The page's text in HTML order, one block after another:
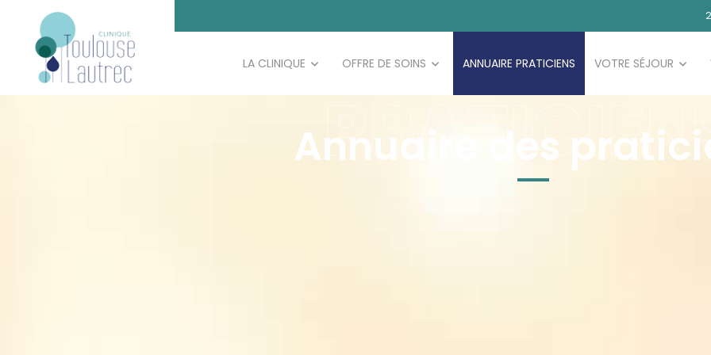
LA CLINIQUE OFFRE DE SOINS ANNUAIRE PRATICIENS VOTRE SÉJOUR
Annuaire des